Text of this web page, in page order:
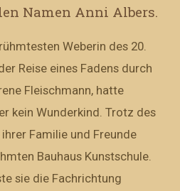
Namen Anni Albers.
Weberin des 20.
Reise eines Fadens durch
Fleischmann, hatte
kein Wunderkind. Trotz des
Familie und Freunde
Bauhaus Kunstschule.
sie die Fachrichtung